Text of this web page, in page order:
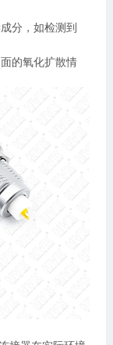
分，如检测到
的氧化扩散情